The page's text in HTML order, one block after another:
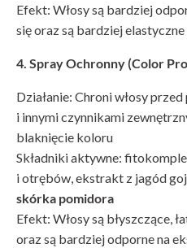
Efekt: Włosy są bardziej
się oraz są bardziej elastyczne
4. Spray Ochronny (Color
Działanie: Chroni włosy
i innymi czynnikami
blaknięcie koloru
Składniki aktywne:
i otrębów, ekstrakt z jagód
skórka pomidora
Efekt: Włosy są błyszczące,
oraz są bardziej odporne na